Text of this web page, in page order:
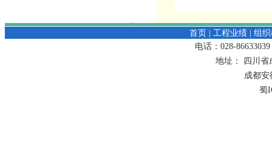
首页 工程业绩
组
电话：028-86633039
地址：
四川省
成都安
蜀